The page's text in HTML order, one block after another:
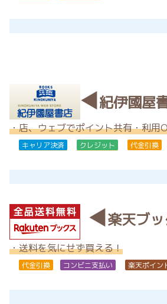
◀紀伊國屋
・店、ウェブでポイント共有・利用
キャリア決済 クレジット 代金引換
◀楽天ブ
・送料を気にせず買える！
代金引換 コンビニ支払い 楽天ポイン